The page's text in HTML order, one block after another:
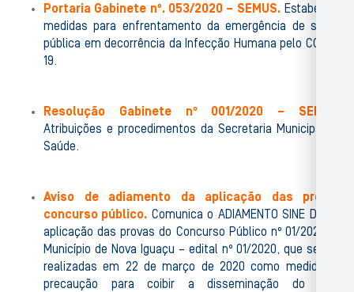
Portaria Gabinete nº. 053/2020 – SEMUS.Estabelece
medidas para enfrentamento da emergência de saúde
pública em decorrência da Infecção Humana pelo COVID-
19.
Resolução Gabinete nº 001/2020 – SEMUS.
Atribuições e procedimentos da Secretaria Municipal de
Saúde.
Aviso de adiamento da aplicação das provas
concurso público. Comunica o ADIAMENTO SINE DIE da
aplicação das provas do Concurso Público nº 01/2020 do
Município de Nova Iguaçu – edital nº 01/2020, que seriam
realizadas em 22 de março de 2020 como medida de
precaução para coibir a disseminação do novo